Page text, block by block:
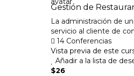
Gestión de
La administración de
servicio al cliente de
14 Conferencias
Vista previa de este
Añadir a la lista de
$26